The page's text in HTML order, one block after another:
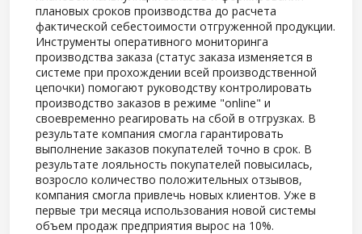
плановых сроков производства до расчета
фактической себестоимости отгруженной продукции.
Инструменты оперативного мониторинга
производства заказа (статус заказа изменяется в
системе при прохождении всей производственной
цепочки) помогают руководству контролировать
производство заказов в режиме "online" и
своевременно реагировать на сбой в отгрузках. В
результате компания смогла гарантировать
выполнение заказов покупателей точно в срок. В
результате лояльность покупателей повысилась,
возросло количество положительных отзывов,
компания смогла привлечь новых клиентов. Уже в
первые три месяца использования новой системы
объем продаж предприятия вырос на 10%.